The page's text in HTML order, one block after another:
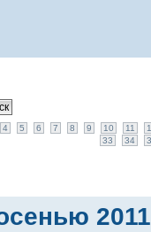
4 5 6 7 8 9 10 11
33
34